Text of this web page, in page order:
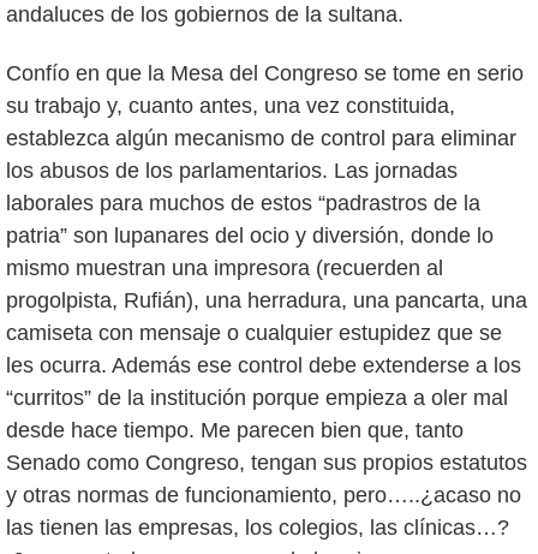
andaluces de los gobiernos de la sultana.
Confío en que la Mesa del Congreso se tome en serio
su trabajo y, cuanto antes, una vez constituida,
establezca algún mecanismo de control para eliminar
los abusos de los parlamentarios. Las jornadas
laborales para muchos de estos “padrastros de la
patria” son lupanares del ocio y diversión, donde lo
mismo muestran una impresora (recuerden al
progolpista, Rufián), una herradura, una pancarta, una
camiseta con mensaje o cualquier estupidez que se
les ocurra. Además ese control debe extenderse a los
“curritos” de la institución porque empieza a oler mal
desde hace tiempo. Me parecen bien que, tanto
Senado como Congreso, tengan sus propios estatutos
y otras normas de funcionamiento, pero…..¿acaso no
las tienen las empresas, los colegios, las clínicas…?